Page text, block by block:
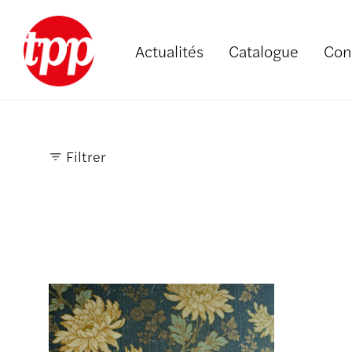
Actualités Catalogue
Filtrer